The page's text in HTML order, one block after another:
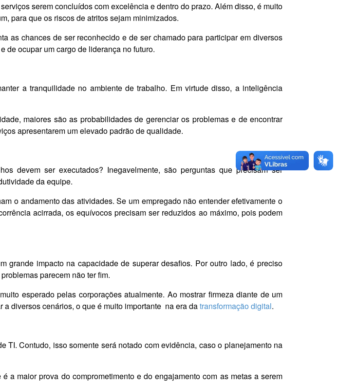
serem concluídos com excelência e dentro do prazo. Além disso, é muito
para que os riscos de atritos sejam minimizados.
as chances de ser reconhecido e de ser chamado para participar em diversos
de ocupar um cargo de liderança no futuro.
a tranquilidade no ambiente de trabalho. Em virtude disso, a inteligência
maiores são as probabilidades de gerenciar os problemas e de encontrar
apresentarem um elevado padrão de qualidade.
devem ser executados? Inegavelmente, são perguntas que precisam ser
da equipe.
o andamento das atividades. Se um empregado não entender efetivamente o
acirrada, os equívocos precisam ser reduzidos ao máximo, pois podem
grande impacto na capacidade de superar desafios. Por outro lado, é preciso
parecem não ter fim.
esperado pelas corporações atualmente. Ao mostrar firmeza diante de um
diversos cenários, o que é muito importante na era datransformação digital.
Contudo, isso somente será notado com evidência, caso o planejamento na
a maior prova do comprometimento e do engajamento com as metas a serem